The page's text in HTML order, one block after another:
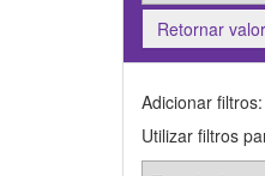
Retornar
Adicionar filtros:
Utilizar filtros